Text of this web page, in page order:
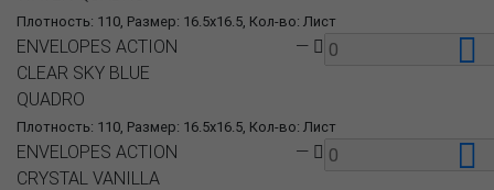
Плотность: 110, Размер: 16.5x16.5, Кол-во: Лист
Плотность: 110, Размер: 16.5x16.5, Кол-во: Лист
ENVELOPES ACTION
CLEAR SKY BLUE
QUADRO
—
ENVELOPES ACTION
CRYSTAL VANILLA
—